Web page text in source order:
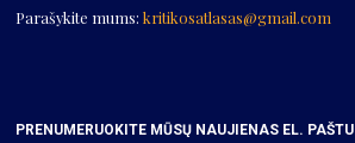
Parašykite mums:kritikosatlasas@gmail.com
PRENUMERUOKITE MŪSŲ NAUJIENAS EL. PAŠTU